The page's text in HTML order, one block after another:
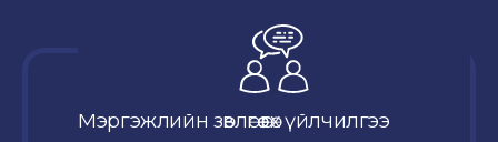
Мэргэжлийн зөвлөгөө өгөх үйлчилгээ